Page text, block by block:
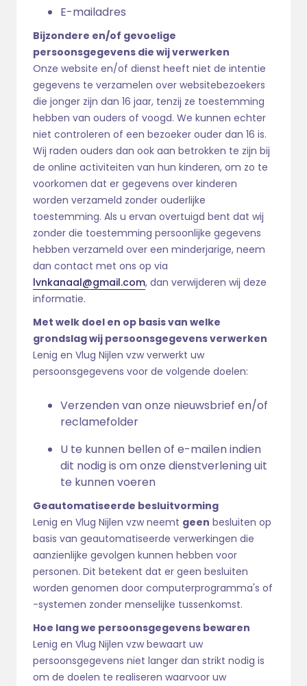
E-mailadres
Bijzondere en/of gevoelige
persoonsgegevens die wij verwerken
Onze website en/of dienst heeft niet de intentie
gegevens te verzamelen over websitebezoekers
die jonger zijn dan 16 jaar, tenzij ze toestemming
hebben van ouders of voogd. We kunnen echter
niet controleren of een bezoeker ouder dan 16 is.
Wij raden ouders dan ook aan betrokken te zijn bij
de online activiteiten van hun kinderen, om zo te
voorkomen dat er gegevens over kinderen
worden verzameld zonder ouderlijke
toestemming. Als u ervan overtuigd bent dat wij
zonder die toestemming persoonlijke gegevens
hebben verzameld over een minderjarige, neem
dan contact met ons op via
lvnkanaal@gmail.com, dan verwijderen wij deze
informatie.
Met welk doel en op basis van welke
grondslag wij persoonsgegevens verwerken
Lenig en Vlug Nijlen vzw verwerkt uw
persoonsgegevens voor de volgende doelen:
Verzenden van onze nieuwsbrief en/of
reclamefolder
U te kunnen bellen of e-mailen indien
dit nodig is om onze dienstverlening uit
te kunnen voeren
Geautomatiseerde besluitvorming
Lenig en Vlug Nijlen vzw neemt geen besluiten op
basis van geautomatiseerde verwerkingen die
aanzienlijke gevolgen kunnen hebben voor
personen. Dit betekent dat er geen besluiten
worden genomen door computerprogramma's of
-systemen zonder menselijke tussenkomst.
Hoe lang we persoonsgegevens bewaren
Lenig en Vlug Nijlen vzw bewaart uw
persoonsgegevens niet langer dan strikt nodig is
om de doelen te realiseren waarvoor uw